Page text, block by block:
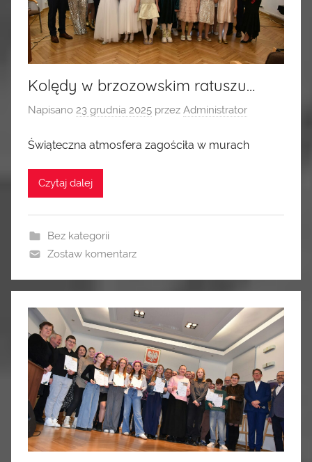
Kolędy w brzozowskim ratuszu…
Napisano 23 grudnia 2025 przez Administrator
Świąteczna atmosfera zagościła w murach
Czytaj dalej
Bez kategorii
Zostaw komentarz